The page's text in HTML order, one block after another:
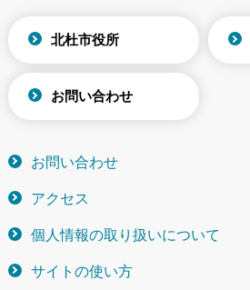
北杜市役所
お問い合わせ
お問い合わせ
アクセス
個人情報の取り扱いについて
サイトの使い方